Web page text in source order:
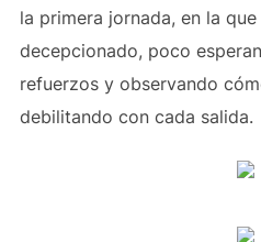
la primera jornada, en la
decepcionado, poco
refuerzos y observando
debilitando con cada salida.